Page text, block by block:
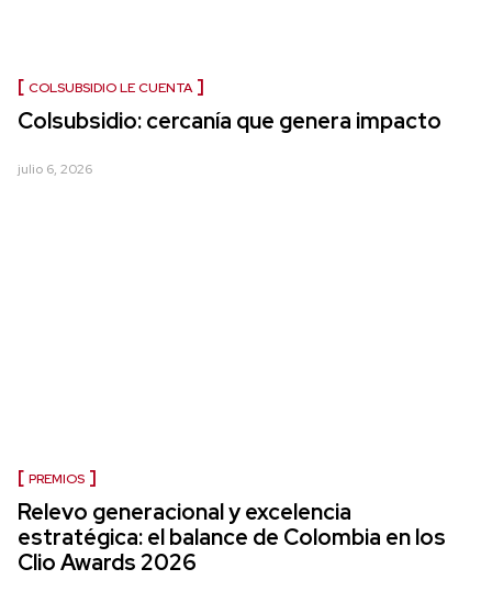
COLSUBSIDIO LE CUENTA
Colsubsidio: cercanía que genera impacto
julio 6, 2026
PREMIOS
Relevo generacional y excelencia
estratégica: el balance de Colombia en los
Clio Awards 2026